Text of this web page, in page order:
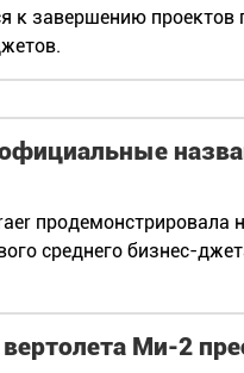
к завершению проектов
продемонстрировала
среднего бизнес-
Ми-2